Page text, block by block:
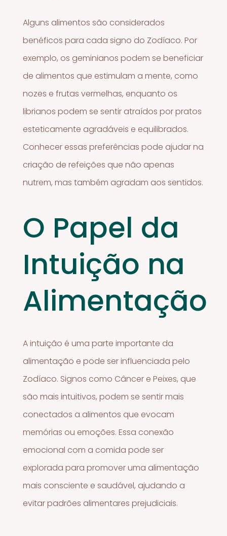
Alguns alimentos são considerados
benéficos para cada signo do Zodíaco. Por
exemplo, os geminianos podem se beneficiar
de alimentos que estimulam a mente, como
nozes e frutas vermelhas, enquanto os
librianos podem se sentir atraídos por pratos
esteticamente agradáveis e equilibrados.
Conhecer essas preferências pode ajudar na
criação de refeições que não apenas
nutrem, mas também agradam aos sentidos.
O Papel da
Intuição na
Alimentação
A intuição é uma parte importante da
alimentação e pode ser influenciada pelo
Zodíaco. Signos como Câncer e Peixes, que
são mais intuitivos, podem se sentir mais
conectados a alimentos que evocam
memórias ou emoções. Essa conexão
emocional com a comida pode ser
explorada para promover uma alimentação
mais consciente e saudável, ajudando a
evitar padrões alimentares prejudiciais.